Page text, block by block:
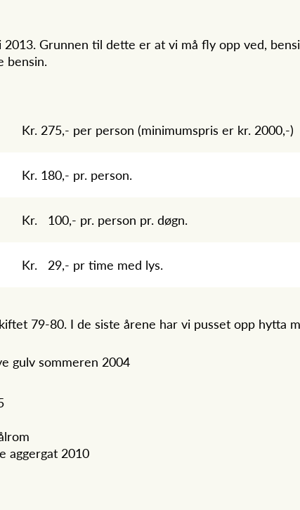
Grunnen til dette er at vi må fly opp ved,
bensin.
Kr. 275,- per person (minimumspris er kr. 2000,-)
Kr. 180,- pr. person.
Kr. 100,- pr. person pr. døgn.
Kr. 29,- pr time med lys.
79-80. I de siste årene har vi pusset opp hytta
gulv sommeren 2004
aggergat 2010